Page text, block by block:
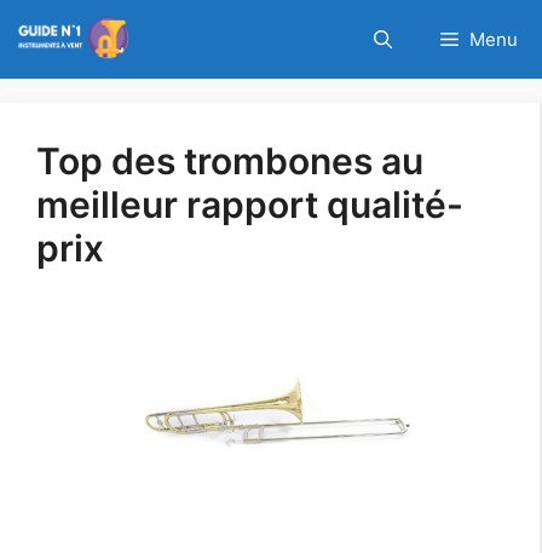
au
contenu
Menu
Top des trombones au
meilleur rapport qualité-
prix
Cyber Week chez
Thomann : Jusqu'à
-60% de réduction !
PROFITEZ DE L'OFFRE